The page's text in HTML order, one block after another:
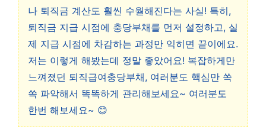
나 퇴직금 계산도 훨씬 수월해진다는 사실! 특히,
퇴직금 지급 시점에 충당부채를 먼저 설정하고, 실
제 지급 시점에 차감하는 과정만 익히면 끝이에요.
저는 이렇게 해봤는데 정말 좋았어요! 복잡하게만
느껴졌던 퇴직급여충당부채, 여러분도 핵심만 쏙
쏙 파악해서 똑똑하게 관리해보세요~ 여러분도
한번 해보세요~ 😊